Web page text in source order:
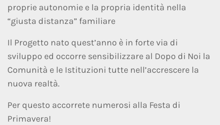
proprie autonomie e la propria identità nella
“giusta distanza” familiare
Il Progetto nato quest’anno è in forte via di
sviluppo ed occorre sensibilizzare al Dopo di Noi la
Comunità e le Istituzioni tutte nell’accrescere la
nuova realtà.
Per questo accorrete numerosi alla Festa di
Primavera!